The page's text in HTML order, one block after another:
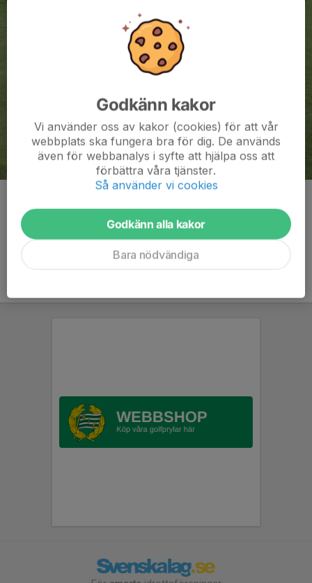
Godkänn kakor
Vi använder oss av kakor (cookies) för att vår
webbplats ska fungera bra för dig. De används
även för webbanalys i syfte att hjälpa oss att
förbättra våra tjänster.
Så använder vi cookies
Godkänn alla kakor
Bara nödvändiga